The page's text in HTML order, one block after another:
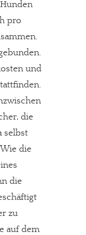
pro
und
die
selbst
die
die
zu
auf dem